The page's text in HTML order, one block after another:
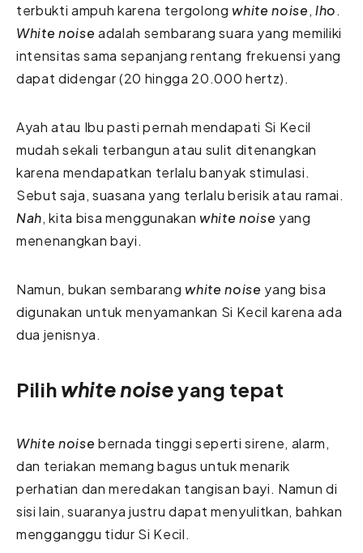
terbukti ampuh karena tergolongwhite noise,lho.
White noise adalah sembarang suara yang memiliki
intensitas sama sepanjang rentang frekuensi yang
dapat didengar (20 hingga 20.000 hertz).
Ayah atau Ibu pasti pernah mendapati Si Kecil
mudah sekali terbangun atau sulit ditenangkan
karena mendapatkan terlalu banyak stimulasi.
Sebut saja, suasana yang terlalu berisik atau ramai.
Nah, kita bisa menggunakan white noise yang
menenangkan bayi.
Namun, bukan sembarangwhite noise yang bisa
digunakan untuk menyamankan Si Kecil karena ada
dua jenisnya.
Pilih white noiseyang tepat
White noise bernada tinggi seperti sirene, alarm,
dan teriakan memang bagus untuk menarik
perhatian dan meredakan tangisan bayi. Namun di
sisi lain, suaranya justru dapat menyulitkan, bahkan
mengganggu tidur Si Kecil.